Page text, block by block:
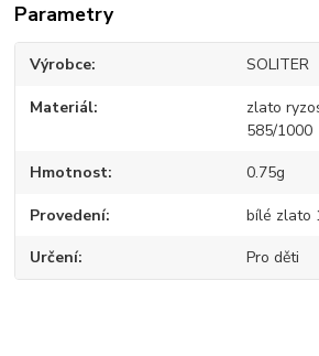
Parametry
Výrobce SOLITER
Materiál
zlato
585/1000
Hmotnost 0.75g
Provedení bílé zlato
Určení Pro děti